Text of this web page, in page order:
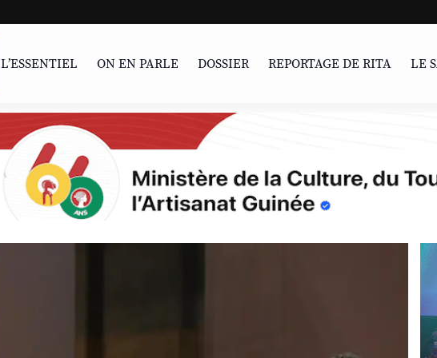
UNESCO |
L’ESSENTIEL ON EN PARLE DOSSIER REPORTAGE DE RITA LE